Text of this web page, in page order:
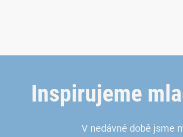
Inspirujeme
V nedávné době jsme